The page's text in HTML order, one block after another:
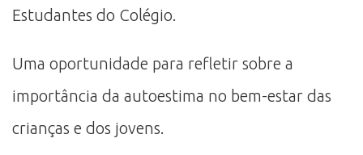
Estudantes do Colégio.
Uma oportunidade para refletir sobre a
importância da autoestima no bem-estar das
crianças e dos jovens.